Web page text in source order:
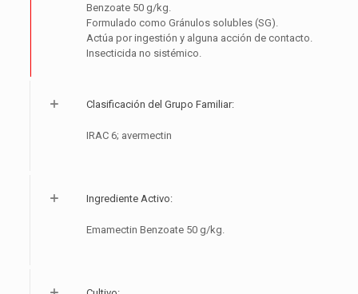
Benzoate 50 g/kg.
Formulado como Gránulos solubles (SG).
Actúa por ingestión y alguna acción de contacto.
Insecticida no sistémico.
Clasificación del Grupo Familiar:
IRAC 6; avermectin
Ingrediente Activo:
Emamectin Benzoate 50 g/kg.